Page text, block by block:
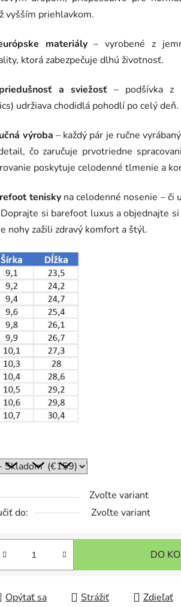
vyšším priehlavkom.
materiály– vyrobené z
ktorá zabezpečuje dlhú životnosť.
a sviežosť– podšívka z
udržiava chodidlá pohodlí po celý deň.
výroba – každý pár je ručne
čo zaručuje prvotriedne
poskytuje celodenné tlmenie a
teniskyna celodenné nosenie – či
si barefoot luxus a objednajte
nohy zažili zdravý komfort a štýl.
Zvoľte variant
do:
Zvoľte variant
DO
Opýtať sa Strážiť Zdieľať